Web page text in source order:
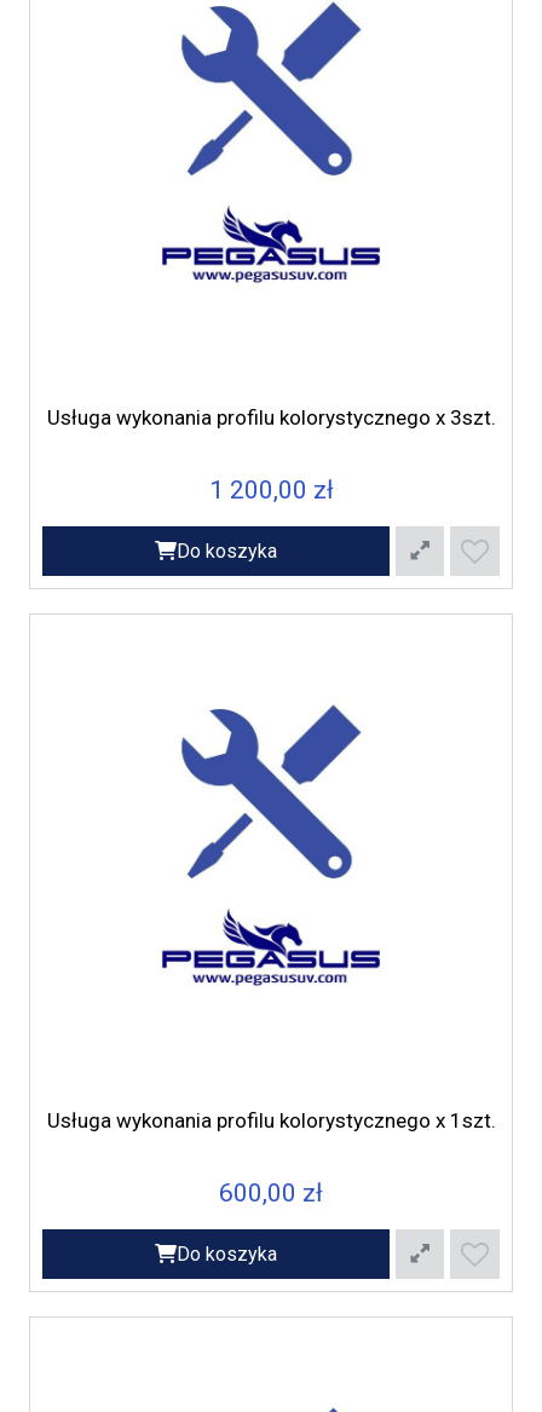
Usługa wykonania profilu kolorystycznego x 3szt.
1 200,00 zł
Do koszyka
Usługa wykonania profilu kolorystycznego x 1szt.
600,00 zł
Do koszyka